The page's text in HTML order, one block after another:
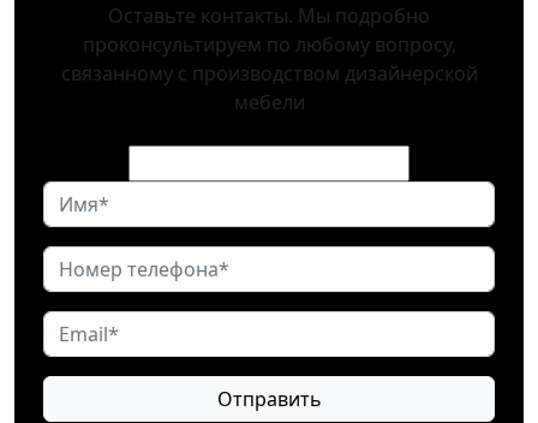
Оставьте контакты. Мы подробно
проконсультируем по любому вопросу,
связанному с производством дизайнерской
мебели
Отправить